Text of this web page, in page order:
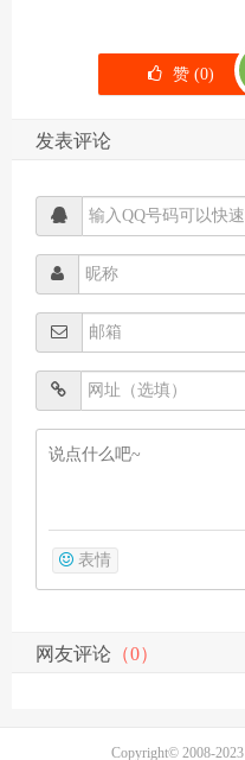
赞 (0)
发表评论
表情
网友评论 （0）
Copyright© 2008-2023